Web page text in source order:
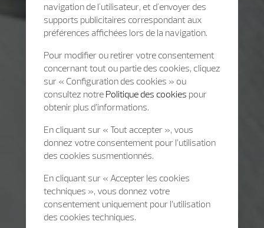
navigation de l'utilisateur, et d'envoyer des
supports publicitaires correspondant aux
préférences affichées lors de la navigation.
Pour modifier ou retirer votre consentement
concernant tout ou partie des cookies, cliquez
sur « Configuration des cookies » ou
consultez notre Politique des cookies pour
obtenir plus d’informations.
En cliquant sur « Tout accepter », vous
donnez votre consentement pour l’utilisation
des cookies susmentionnés.
En cliquant sur « Accepter les cookies
techniques », vous donnez votre
consentement uniquement pour l’utilisation
des cookies techniques.